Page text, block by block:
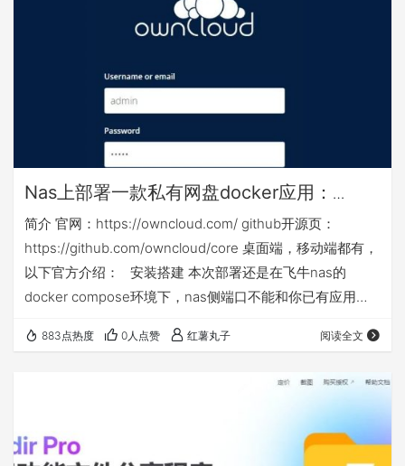
Nas上部署一款私有网盘docker应用：
owncloud
简介 官网：https://owncloud.com/ github开源页：
https://github.com/owncloud/core 桌面端，移动端都有，
以下官方介绍： 安装搭建 本次部署还是在飞牛nas的
docker compose环境下，nas侧端口不能和你已有应用端
录或手动建立目录 本篇相关yml等文件下载链接：
883点热度 0人点赞 红薯丸子 阅读全文